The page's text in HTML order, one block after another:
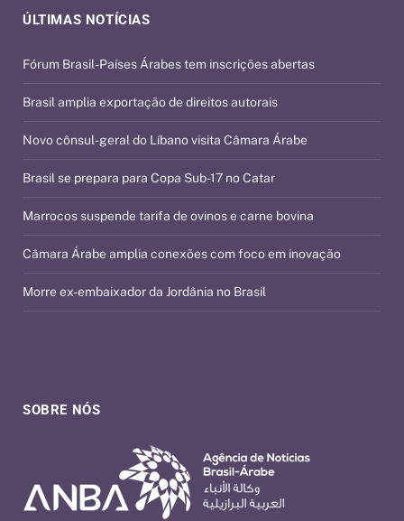
SOBRE NÓS
ÚLTIMAS NOTÍCIAS
Fórum Brasil-Países Árabes tem inscrições abertas
Brasil amplia exportação de direitos autorais
Novo cônsul-geral do Líbano visita Câmara Árabe
Brasil se prepara para Copa Sub-17 no Catar
Marrocos suspende tarifa de ovinos e carne bovina
Câmara Árabe amplia conexões com foco em inovação
Morre ex-embaixador da Jordânia no Brasil